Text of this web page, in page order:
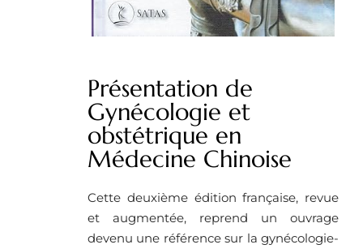
Présentation de
Gynécologie et
obstétrique en
Médecine Chinoise
Cette deuxième édition française, revue
et augmentée, reprend un ouvrage
devenu une référence sur la gynécologie-